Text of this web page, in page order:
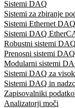
Sistemi DAQ
Sistemi za zbiranje
Sistemi Ethernet DAQ
Sistemi DAQ
Robustni sistemi DAQ
Prenosni sistemi DAQ
Modularni sistemi
Sistemi DAQ za
Sistemi DAQ in
Zapisovalniki
Analizatorji moči